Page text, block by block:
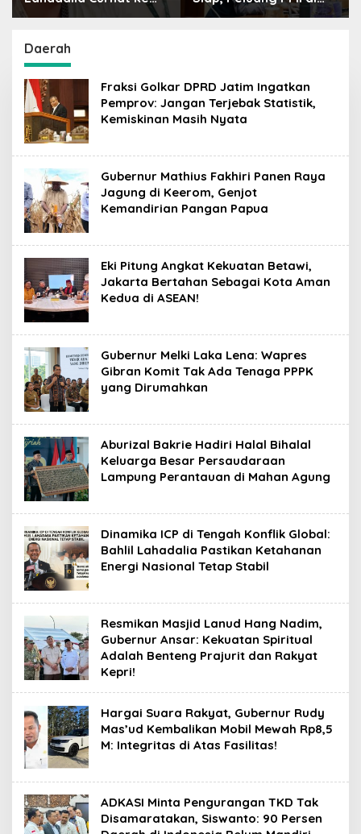
Raffi Ahmad: Saya
Pencipta Lagu MBG,
Ajak Makan
Jepang Bisa Jadi
Daerah
Fraksi Golkar DPRD Jatim Ingatkan
Pemprov: Jangan Terjebak Statistik,
Kemiskinan Masih Nyata
Gubernur Mathius Fakhiri Panen Raya
Jagung di Keerom, Genjot
Kemandirian Pangan Papua
Eki Pitung Angkat Kekuatan Betawi,
Jakarta Bertahan Sebagai Kota Aman
Kedua di ASEAN!
Gubernur Melki Laka Lena: Wapres
Gibran Komit Tak Ada Tenaga PPPK
yang Dirumahkan
Aburizal Bakrie Hadiri Halal Bihalal
Keluarga Besar Persaudaraan
Lampung Perantauan di Mahan Agung
Dinamika ICP di Tengah Konflik Global:
Bahlil Lahadalia Pastikan Ketahanan
Energi Nasional Tetap Stabil
Resmikan Masjid Lanud Hang Nadim,
Gubernur Ansar: Kekuatan Spiritual
Adalah Benteng Prajurit dan Rakyat
Kepri!
Hargai Suara Rakyat, Gubernur Rudy
Mas’ud Kembalikan Mobil Mewah Rp8,5
M: Integritas di Atas Fasilitas!
ADKASI Minta Pengurangan TKD Tak
Disamaratakan, Siswanto: 90 Persen